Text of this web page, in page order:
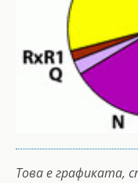
Това е графиката,